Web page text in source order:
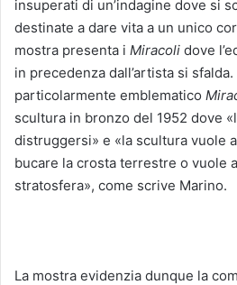
insuperati di un’indagine dove si
destinate a dare vita a un unico
mostra presenta i Miracoli dove
in precedenza dall’artista si
particolarmente emblematico
scultura in bronzo del 1952 dove
distruggersi» e «la scultura vuole
bucare la crosta terrestre o vuole
stratosfera», come scrive Marino.
La mostra evidenzia dunque la